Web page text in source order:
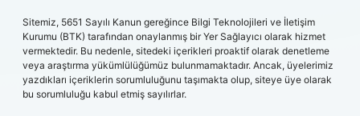
Sitemiz, 5651 Sayılı Kanun gereğince Bilgi Teknolojileri ve İletişim
Kurumu (BTK) tarafından onaylanmış bir Yer Sağlayıcı olarak hizmet
vermektedir. Bu nedenle, sitedeki içerikleri proaktif olarak denetleme
veya araştırma yükümlülüğümüz bulunmamaktadır. Ancak, üyelerimiz
yazdıkları içeriklerin sorumluluğunu taşımakta olup, siteye üye olarak
bu sorumluluğu kabul etmiş sayılırlar.